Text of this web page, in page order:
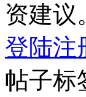
资建议
登陆注
帖子标